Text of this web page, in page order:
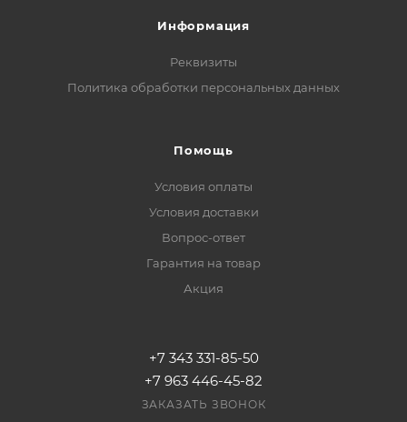
Информация
Реквизиты
Политика обработки персональных данных
Помощь
Условия оплаты
Условия доставки
Вопрос-ответ
Гарантия на товар
Акция
+7 343 331-85-50
+7 963 446-45-82
ЗАКАЗАТЬ ЗВОНОК